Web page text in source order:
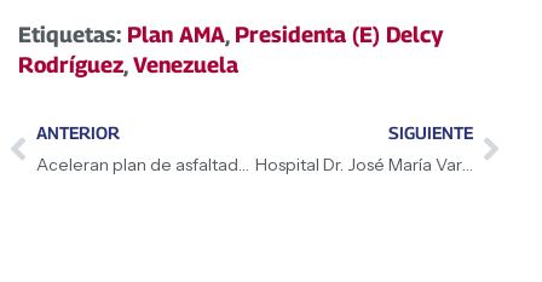
Etiquetas: Plan AMA, Presidenta (E) Delcy
Rodríguez,Venezuela
ANTERIOR
Aceleran plan de asfaltado y rehabilitación vial en los accesos del Hospital Pérez Carreño
SIGUIENTE
Hospital Dr. José María Vargas de La Guaira realiza intervención quirúrgica de alta complejidad